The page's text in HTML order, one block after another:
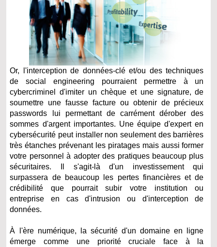
Or, l'interception de données-clé et/ou des techniques
de social engineering pourraient permettre à un
cybercriminel d'imiter un chèque et une signature, de
soumettre une fausse facture ou obtenir de précieux
passwords lui permettant de carrément dérober des
sommes d'argent importantes. Une équipe d'expert en
cybersécurité peut installer non seulement des barrières
très étanches prévenant les piratages mais aussi former
votre personnel à adopter des pratiques beaucoup plus
sécuritaires. Il s'agit-là d'un investissement qui
surpassera de beaucoup les pertes financières et de
crédibilité que pourrait subir votre institution ou
entreprise en cas d'intrusion ou d'interception de
données.
À l'ère numérique, la sécurité d'un domaine en ligne
émerge comme une priorité cruciale face à la